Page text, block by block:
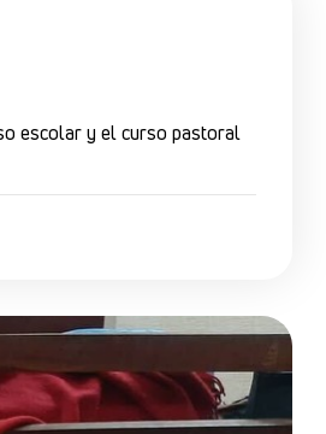
escolar y el curso pastoral